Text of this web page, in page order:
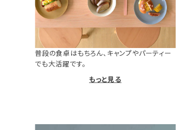
普段の食卓はもちろん、キャンプやパーティー
でも大活躍です。
もっと見る